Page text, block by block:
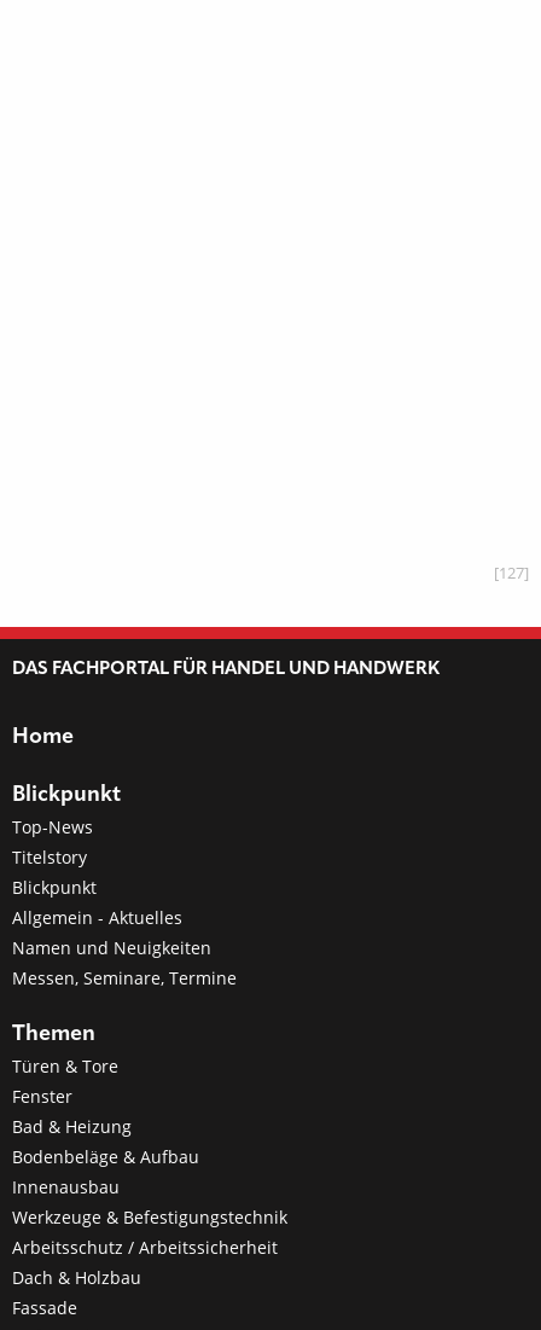
[127]
DAS FACHPORTAL FÜR HANDEL UND HANDWERK
Home
Blickpunkt
Top-News
Titelstory
Blickpunkt
Allgemein - Aktuelles
Namen und Neuigkeiten
Messen, Seminare, Termine
Themen
Türen & Tore
Fenster
Bad & Heizung
Bodenbeläge & Aufbau
Innenausbau
Werkzeuge & Befestigungstechnik
Arbeitsschutz / Arbeitssicherheit
Dach & Holzbau
Fassade